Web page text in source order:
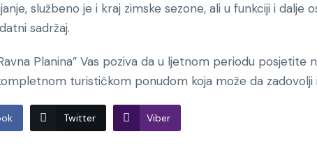
službeno je i kraj zimske sezone, ali u funkciji i
sadržaj.
Planina” Vas poziva da u ljetnom periodu
turističkom ponudom koja može da zadovolji
Twitter Viber